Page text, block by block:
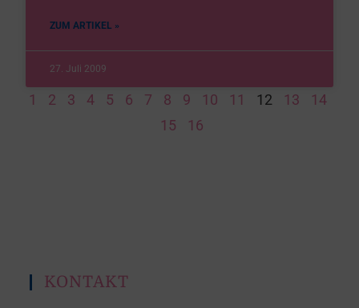
ZUM ARTIKEL »
27. Juli 2009
1 2 3 4 5 6 7 8 9 10 11 12 13
14
15
16
KONTAKT